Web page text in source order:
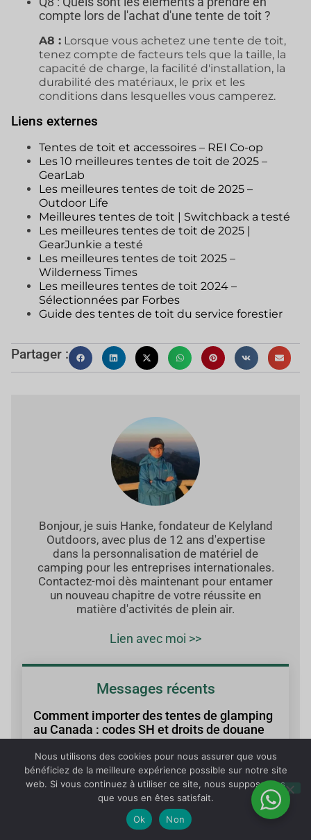
compte lors de l'achat d'une tente de toit ?
A8 : Lorsque vous achetez une tente de toit,
tenez compte de facteurs tels que la taille, la
capacité de charge, la facilité d'installation, la
durabilité des matériaux, le prix et les
conditions dans lesquelles vous camperez.
Liens externes
Tentes de toit et accessoires – REI Co-op
Les 10 meilleures tentes de toit de 2025 –
GearLab
Les meilleures tentes de toit de 2025 –
Outdoor Life
Meilleures tentes de toit | Switchback a testé
Les meilleures tentes de toit de 2025 |
GearJunkie a testé
Les meilleures tentes de toit 2025 –
Wilderness Times
Les meilleures tentes de toit 2024 –
Sélectionnées par Forbes
Guide des tentes de toit du service forestier
Partager :
Bonjour, je suis Hanke, fondateur de Kelyland
Outdoors, avec plus de 12 ans d'expertise
dans la personnalisation de matériel de
camping pour les entreprises internationales.
Contactez-moi dès maintenant pour entamer
un nouveau chapitre de votre réussite en
matière d'activités de plein air.
Lien avec moi >>
Messages récents
Comment importer des tentes de glamping
au Canada : codes SH et droits de douane
3 août 2026
Coût des tentes en polyester vs nylon :
marges cachées révélées
Nous utilisons des cookies pour nous assurer que vous
bénéficiez de la meilleure expérience possible sur notre site
web. Si vous continuez à utiliser ce site, nous supposerons
que vous en êtes satisfait.
Ok
Non